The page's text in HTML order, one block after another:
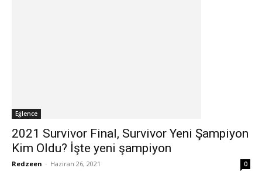
Eğlence
2021 Survivor Final, Survivor Yeni Şampiyon
Kim Oldu? İşte yeni şampiyon
Redzeen - Haziran 26, 2021 0